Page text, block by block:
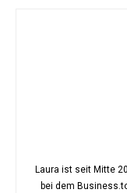
Laura ist seit Mitte
bei dem